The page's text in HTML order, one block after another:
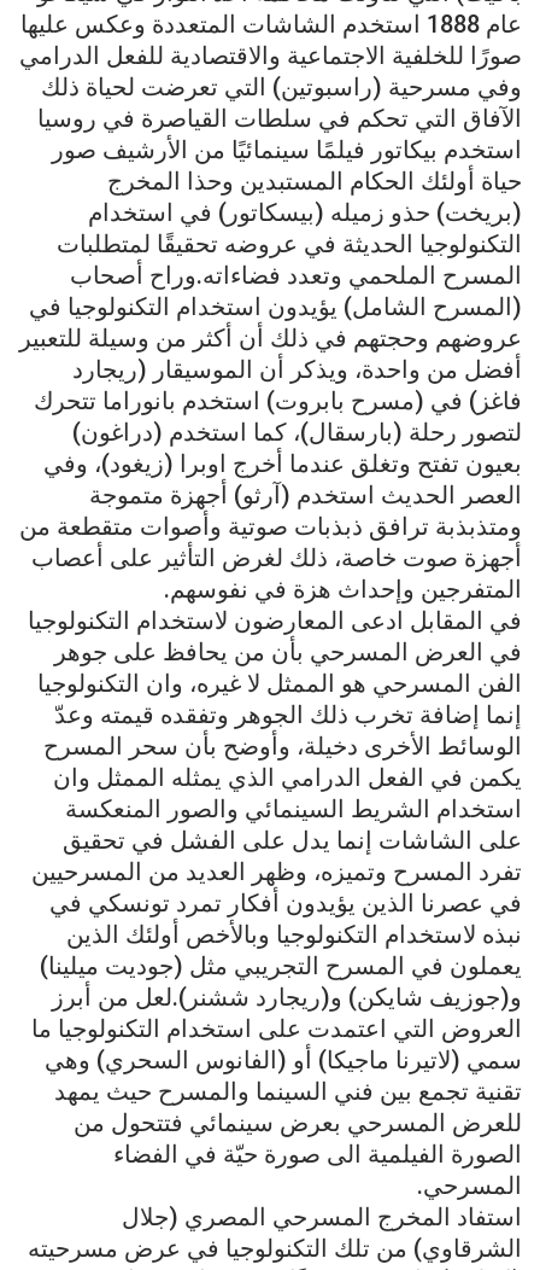
عام 1888 استخدم الشاشات المتعددة وعكس عليها
صورًا للخلفية الاجتماعية والاقتصادية للفعل الدرامي
وفي مسرحية (راسبوتين) التي تعرضت لحياة ذلك
الآفاق التي تحكم في سلطات القياصرة في روسيا
استخدم بيكاتور فيلمًا سينمائيًا من الأرشيف صور
حياة أولئك الحكام المستبدين وحذا المخرج
(بريخت) حذو زميله (بيسكاتور) في استخدام
التكنولوجيا الحديثة في عروضه تحقيقًا لمتطلبات
المسرح الملحمي وتعدد فضاءاته.وراح أصحاب
(المسرح الشامل) يؤيدون استخدام التكنولوجيا في
عروضهم وحجتهم في ذلك أن أكثر من وسيلة للتعبير
أفضل من واحدة، ويذكر أن الموسيقار (ريجارد
فاغز) في (مسرح بابروت) استخدم بانوراما تتحرك
لتصور رحلة (بارسقال)، كما استخدم (دراغون)
بعيون تفتح وتغلق عندما أخرج اوبرا (زيغود)، وفي
العصر الحديث استخدم (آرثو) أجهزة متموجة
ومتذبذبة ترافق ذبذبات صوتية وأصوات متقطعة من
أجهزة صوت خاصة، ذلك لغرض التأثير على أعصاب
المتفرجين وإحداث هزة في نفوسهم.
في المقابل ادعى المعارضون لاستخدام التكنولوجيا
في العرض المسرحي بأن من يحافظ على جوهر
الفن المسرحي هو الممثل لا غيره، وان التكنولوجيا
إنما إضافة تخرب ذلك الجوهر وتفقده قيمته وعدّ
الوسائط الأخرى دخيلة، وأوضح بأن سحر المسرح
يكمن في الفعل الدرامي الذي يمثله الممثل وان
استخدام الشريط السينمائي والصور المنعكسة
على الشاشات إنما يدل على الفشل في تحقيق
تفرد المسرح وتميزه، وظهر العديد من المسرحيين
في عصرنا الذين يؤيدون أفكار تمرد تونسكي في
نبذه لاستخدام التكنولوجيا وبالأخص أولئك الذين
يعملون في المسرح التجريبي مثل (جوديت ميلينا)
و(جوزيف شايكن) و(ريجارد ششنر).لعل من أبرز
العروض التي اعتمدت على استخدام التكنولوجيا ما
سمي (لاتيرنا ماجيكا) أو (الفانوس السحري) وهي
تقنية تجمع بين فني السينما والمسرح حيث يمهد
للعرض المسرحي بعرض سينمائي فتتحول من
الصورة الفيلمية الى صورة حيّة في الفضاء
المسرحي.
استفاد المخرج المسرحي المصري (جلال
الشرقاوي) من تلك التكنولوجيا في عرض مسرحيته